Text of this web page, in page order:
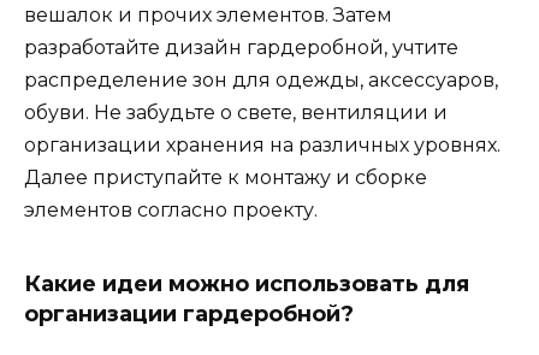
вешалок и прочих элементов. Затем
разработайте дизайн гардеробной, учтите
распределение зон для одежды, аксессуаров,
обуви. Не забудьте о свете, вентиляции и
организации хранения на различных уровнях.
Далее приступайте к монтажу и сборке
элементов согласно проекту.
Какие идеи можно использовать для
организации гардеробной?